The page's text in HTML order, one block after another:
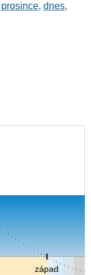
prosince, dnes,
západ